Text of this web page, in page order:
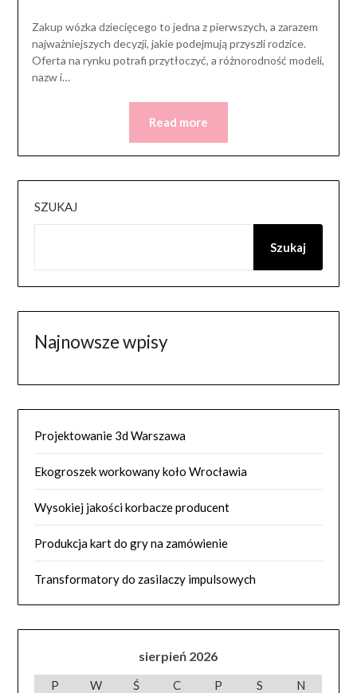
Zakup wózka dziecięcego to jedna z pierwszych, a zarazem
najważniejszych decyzji, jakie podejmują przyszli rodzice.
Oferta na rynku potrafi przytłoczyć, a różnorodność modeli,
nazw i…
Read more
SZUKAJ
Szukaj
Najnowsze wpisy
Projektowanie 3d Warszawa
Ekogroszek workowany koło Wrocławia
Wysokiej jakości korbacze producent
Produkcja kart do gry na zamówienie
Transformatory do zasilaczy impulsowych
sierpień 2026
P W Ś C P S
N